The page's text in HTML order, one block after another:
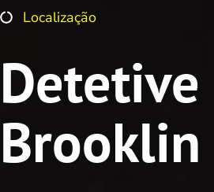
Localização
Brooklin